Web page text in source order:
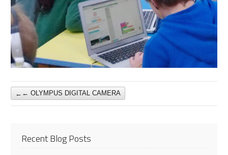
← OLYMPUS DIGITAL CAMERA
Recent Blog Posts